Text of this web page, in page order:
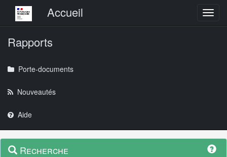
Menu principalAccueil
Rapports
Porte-documents
Nouveautés
Aide
Navigation
Menu
contextuel
Recherche